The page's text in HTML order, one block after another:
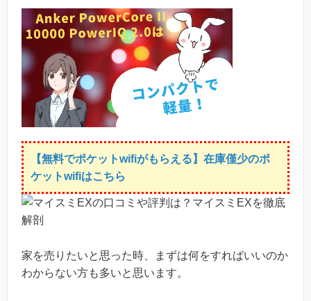
【無料でポケットwifiがもらえる】在庫僅少のポ
ケットwifiはこちら
家を売りたいと思った時、まずは何をすればいいのか
わからない方も多いと思います。